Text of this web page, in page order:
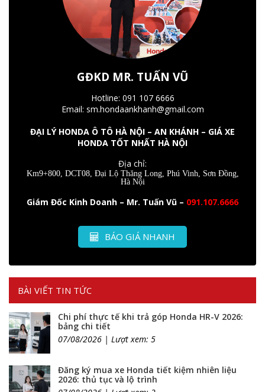
GĐKD MR. TUẤN VŨ
Hotline: 091 107 6666
Email: sm.hondaankhanh@gmail.com
ĐẠI LÝ HONDA Ô TÔ HÀ NỘI – AN KHÁNH – GIÁ XE
HONDA TỐT NHẤT HÀ NỘI
Địa chỉ:
Km9+800, DCT08, Đại Lộ Thăng Long, Phú Vinh, Sơn Đồng,
Hà Nội
Giám Đốc Kinh Doanh – Mr. Tuấn Vũ – 091.107.6666
BÁO GIÁ NHANH
BÀI VIẾT TIN TỨC
Chi phí thực tế khi trả góp Honda HR-V 2026:
bảng chi tiết
07/08/2026 | Lượt xem: 5
Đăng ký mua xe Honda tiết kiệm nhiên liệu
2026: thủ tục và lộ trình